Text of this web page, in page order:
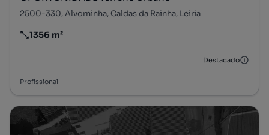
2500-330, Alvorninha, Caldas da Rainha, Leiria
Preço por metro quadrado
1356 m²
Destacado
Profissional